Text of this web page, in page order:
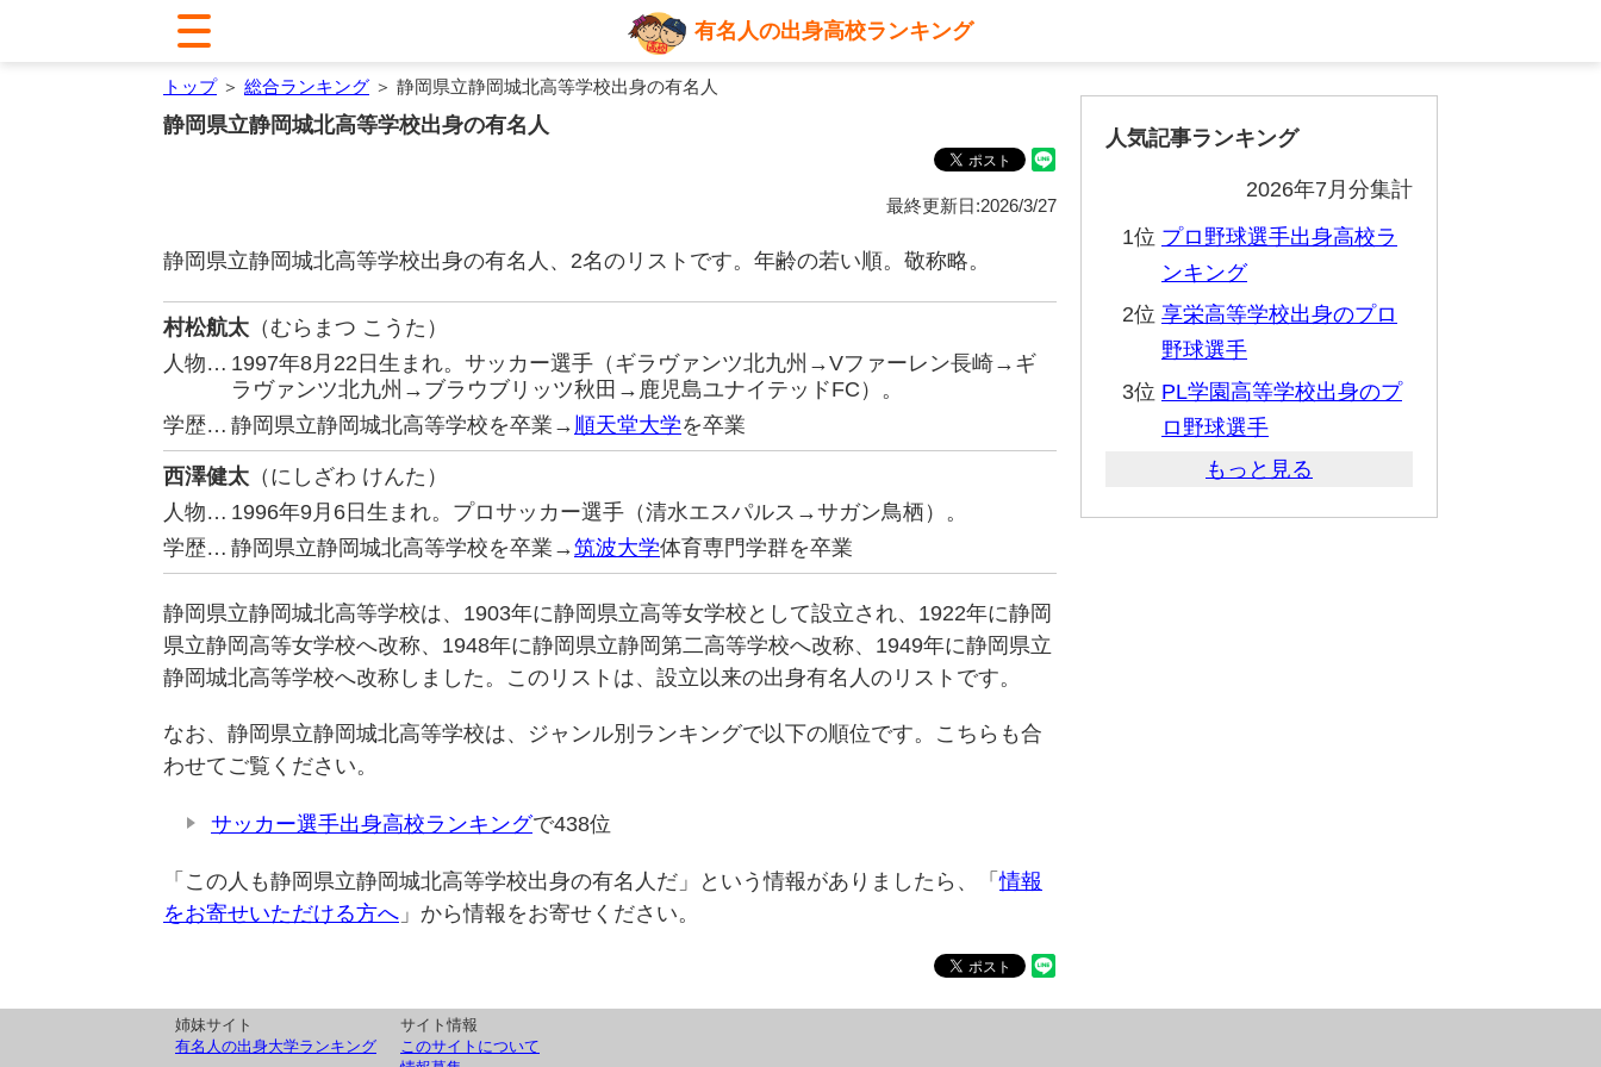
有名人の出身高校ランキング
トップ＞ 総合ランキング ＞ 静岡県立静岡城北高等学校出身の有名人
静岡県立静岡城北高等学校出身の有名人
最終更新日:2026/3/27
静岡県立静岡城北高等学校出身の有名人、2名のリストです。年齢の若い順。敬称略。
村松航太 （むらまつ こうた）
人物… 1997年8月22日生まれ。サッカー選手（ギラヴァンツ北九州→Vファーレン長崎→ギ
ラヴァンツ北九州→ブラウブリッツ秋田→鹿児島ユナイテッドFC）。
学歴… 静岡県立静岡城北高等学校を卒業→ 順天堂大学を卒業
西澤健太 （にしざわ けんた）
人物… 1996年9月6日生まれ。プロサッカー選手（清水エスパルス→サガン鳥栖）。
学歴… 静岡県立静岡城北高等学校を卒業→筑波大学体育専門学群を卒業
静岡県立静岡城北高等学校は、1903年に静岡県立高等女学校として設立され、1922年に静岡
県立静岡高等女学校へ改称、1948年に静岡県立静岡第二高等学校へ改称、1949年に静岡県立
静岡城北高等学校へ改称しました。このリストは、設立以来の出身有名人のリストです。
なお、静岡県立静岡城北高等学校は、ジャンル別ランキングで以下の順位です。こちらも合
わせてご覧ください。
サッカー選手出身高校ランキングで438位
「この人も静岡県立静岡城北高等学校出身の有名人だ」という情報がありましたら、「情報
をお寄せいただける方へ 」から情報をお寄せください。
人気記事ランキング
2026年7月分集計
1位 プロ野球選手出身高校ラ
ンキング
2位 享栄高等学校出身のプロ
野球選手
3位 PL学園高等学校出身のプ
ロ野球選手
もっと見る
姉妹サイト
有名人の出身大学ランキング
サイト情報
このサイトについて